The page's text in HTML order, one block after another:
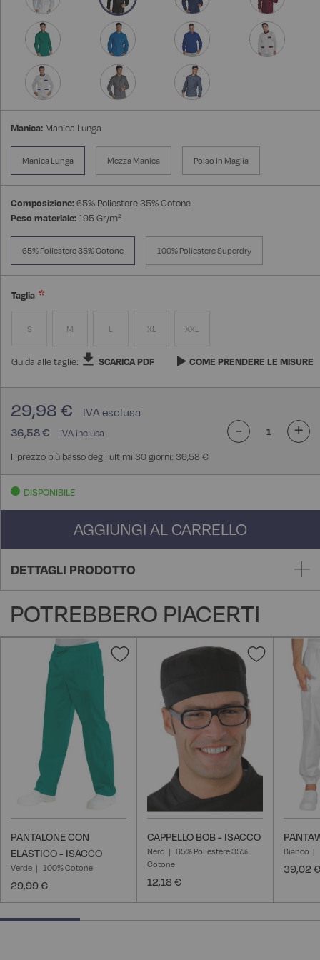
Manica: Manica Lunga
Manica Lunga Mezza Manica Polso In Maglia
Composizione:65% Poliestere 35% Cotone
Peso materiale:195 Gr/m²
65% Poliestere 35% Cotone 100% Poliestere Superdry
Taglia
S M L XL XXL
Guida alle taglie: SCARICA PDF COME PRENDERE LE MISURE
36,58 €
29,98 €
Il prezzo più basso degli ultimi 30 giorni: 36,58 €
- +
DISPONIBILE
AGGIUNGI AL CARRELLO
DETTAGLI PRODOTTO
POTREBBERO PIACERTI
Aggiungi
desideri
PANTALONE CON
ELASTICO - ISACCO
Verde 100% Cotone
29,99 €
Aggiungi
CAPPELLO BOB - ISACCO
Nero
65% Poliestere 35%
Cotone
12,18 €
Bianco
39,02 €
25% completed